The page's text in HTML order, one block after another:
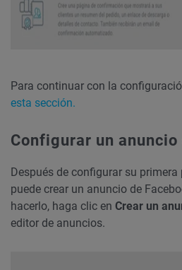
Para continuar con la
esta sección.
Configurar un anuncio
Después de configurar su
puede crear un anuncio de
hacerlo, haga clic en Crear un
editor de anuncios.